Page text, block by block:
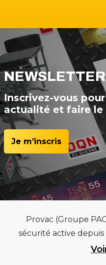
NEWSLETTER
Inscrivez-vous
actualité et faire le
Je m’inscris
Provac (Groupe
sécurité active depuis
équipements